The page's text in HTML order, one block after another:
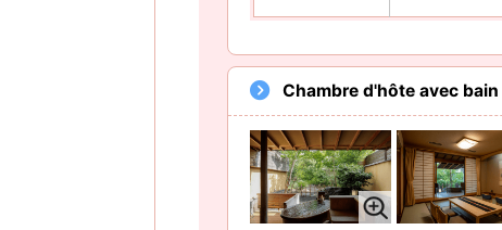
Chambre d'hôte avec